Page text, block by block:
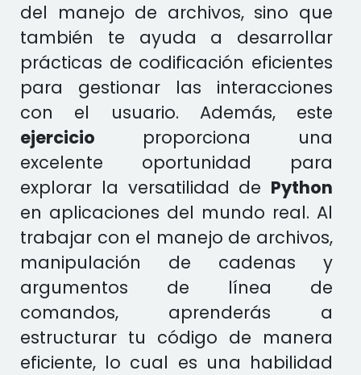
del manejo de archivos, sino que
también te ayuda a desarrollar
prácticas de codificación eficientes
para gestionar las interacciones
con el usuario. Además, este
ejercicio proporciona una
excelente oportunidad para
explorar la versatilidad de Python
en aplicaciones del mundo real. Al
trabajar con el manejo de archivos,
manipulación de cadenas y
argumentos de línea de
comandos, aprenderás a
estructurar tu código de manera
eficiente, lo cual es una habilidad